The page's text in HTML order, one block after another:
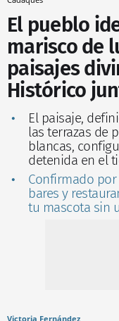
El pueblo
marisco de
paisajes
Histórico
El paisaje,
las terrazas de
blancas,
detenida en el
Confirmado por
bares y
tu mascota sin
Victoria Fernández